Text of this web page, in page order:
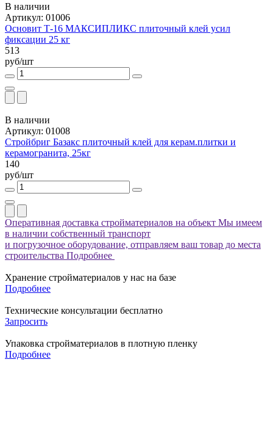
В наличии
Артикул: 01006
Основит Т-16 МАКСИПЛИКС плиточный клей усил
фиксации 25 кг
513
руб/шт
В наличии
Артикул: 01008
Стройбриг Базакс плиточный клей для керам.плитки и
керамогранита, 25кг
140
руб/шт
Оперативная доставка стройматериалов на объект Мы имеем
в наличии собственный транспорт
и погрузочное оборудование, отправляем ваш товар до места
строительства Подробнее
Хранение стройматериалов у нас на базе
Подробнее
Технические консультации бесплатно
Запросить
Упаковка стройматериалов в плотную пленку
Подробнее